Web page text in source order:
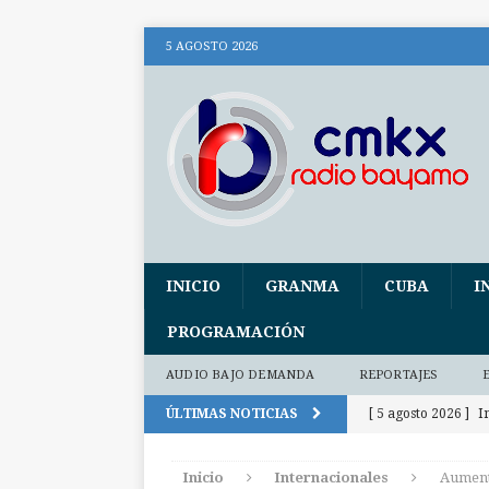
5 AGOSTO 2026
INICIO GRANMA CUBA
PROGRAMACIÓN
AUDIO BAJO DEMANDA REPORTAJES
ÚLTIMAS NOTICIAS [ 5 agosto 2026 ]
Inicio Internacionales